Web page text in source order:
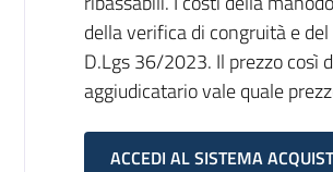
della verifica di congruità e
D.Lgs 36/2023. Il prezzo così
aggiudicatario vale quale
ACCEDI AL SISTEMA